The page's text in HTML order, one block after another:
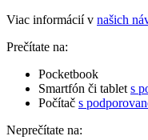
Viac informácií v našich
Prečítate na:
Pocketbook
Smartfón či tablet s
Počítač s
Neprečítate na: